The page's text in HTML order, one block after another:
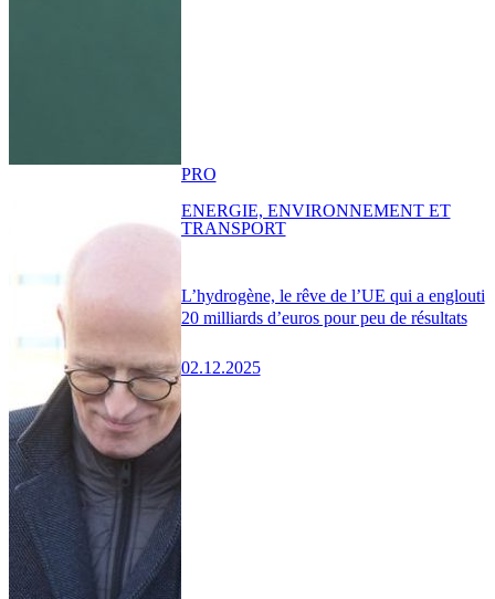
L’hydrogène, le rêve de l’UE qui a englouti
20 milliards d’euros pour peu de résultats
02.12.2025
PRO
ENERGIE, ENVIRONNEMENT ET
TRANSPORT